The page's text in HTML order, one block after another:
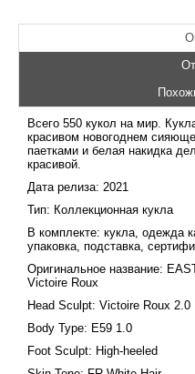
Всего 550 кукол на мир.
красивом новогоднем
паетками и белая накидка
красивой.
Дата релиза: 2021
Тип: Коллекционная кукла
В комплекте: кукла, одежда
упаковка, подставка,
Оригинальное название:
Victoire Roux
Head Sculpt: Victoire Roux 2.0
Body Type: E59 1.0
Foot Sculpt: High-heeled